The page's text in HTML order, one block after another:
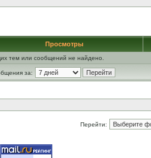
Просмотры
тем или сообщений не найдено.
за:
Перейти: